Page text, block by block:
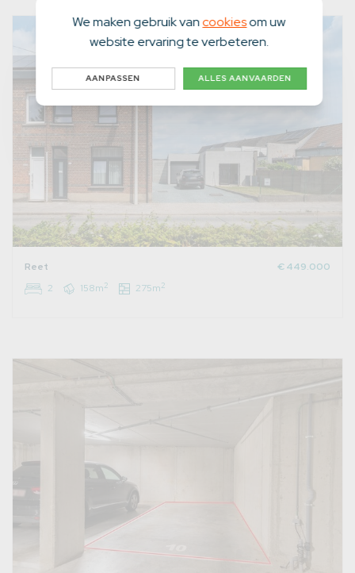
Reet
€ 449.000
2
158m2 275m2
We maken gebruik vancookiesom uw
website ervaring te verbeteren.
AANPASSEN ALLES AANVAARDEN